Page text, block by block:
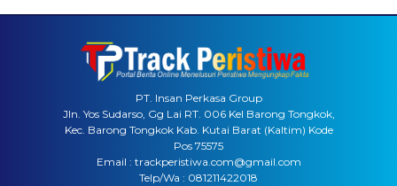
PT. Insan Perkasa Group
Jln. Yos Sudarso, Gg Lai RT. 006 Kel Barong Tongkok,
Kec. Barong Tongkok Kab. Kutai Barat (Kaltim) Kode
Pos 75575
Email : trackperistiwa.com@gmail.com
Telp/Wa : 081211422018